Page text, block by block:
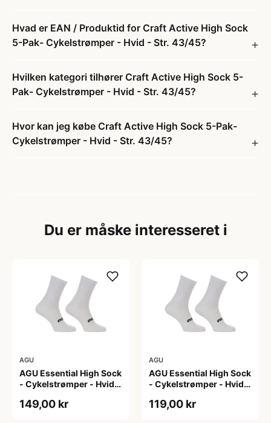
Hvad er EAN / Produktid for Craft Active High Sock
5-Pak- Cykelstrømper - Hvid - Str. 43/45?
Hvilken kategori tilhører Craft Active High Sock 5-
Pak- Cykelstrømper - Hvid - Str. 43/45?
Hvor kan jeg købe Craft Active High Sock 5-Pak-
Cykelstrømper - Hvid - Str. 43/45?
Du er måske interesseret i
AGU
AGU Essential High Sock
- Cykelstrømper - Hvid -
149,00 kr
AGU
AGU Essential High Sock
- Cykelstrømper - Hvid -
119,00 kr